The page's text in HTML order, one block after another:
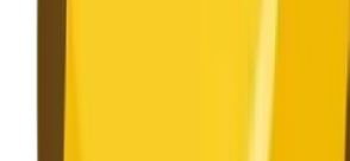
— 디지털 광고, 소셜
쇄물에 사용할 정교한 제품 이
— 전체 제품 라